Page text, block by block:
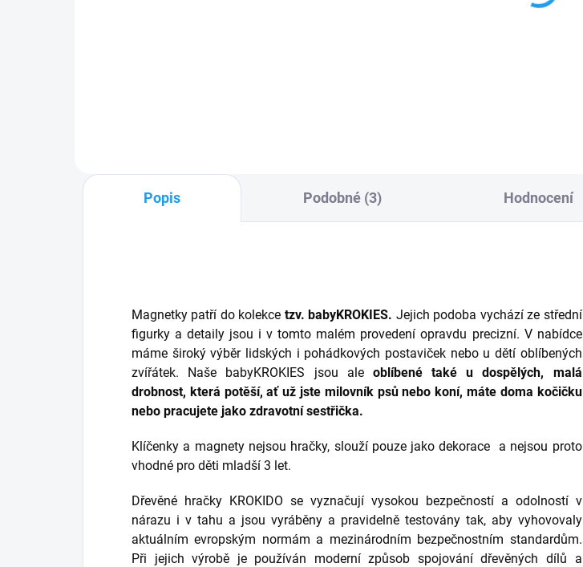
Popis Podobné (3) Hodnocení
Magnetky patří do kolekce tzv. babyKROKIES. Jejich podoba vychází ze střední
figurky a detaily jsou i v tomto malém provedení opravdu precizní. V nabídce
máme široký výběr lidských i pohádkových postaviček nebo u dětí oblíbených
zvířátek. Naše babyKROKIES jsou ale oblíbené také u dospělých, malá
drobnost, která potěší, ať už jste milovník psů nebo koní, máte doma kočičku
nebo pracujete jako zdravotní sestřička.
Klíčenky a magnety nejsou hračky, slouží pouze jako dekorace a nejsou proto
vhodné pro děti mladší 3 let.
Dřevěné hračky KROKIDO se vyznačují vysokou bezpečností a odolností v
nárazu i v tahu a jsou vyráběny a pravidelně testovány tak, aby vyhovovaly
aktuálním evropským normám a mezinárodním bezpečnostním standardům.
Při jejich výrobě je používán moderní způsob spojování dřevěných dílů a